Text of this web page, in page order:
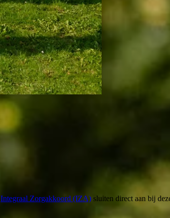
Integraal Zorgakkoord (IZA) sluiten direct aan bij